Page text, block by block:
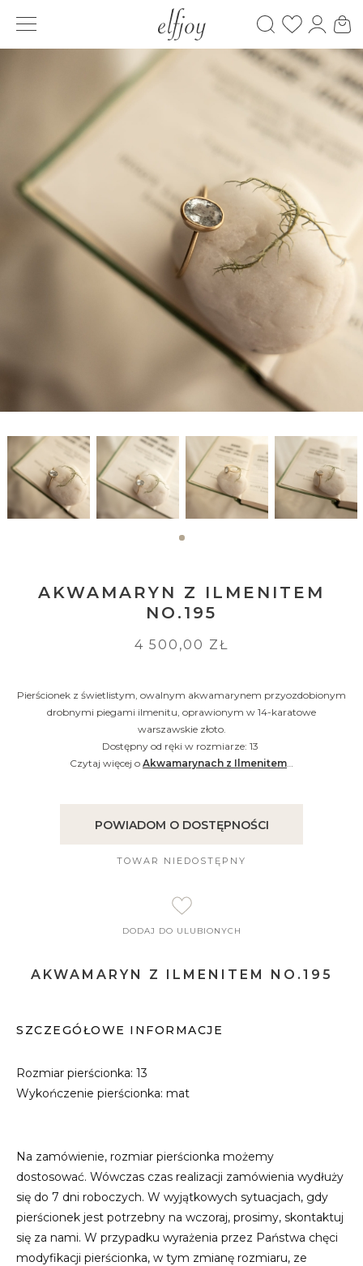
AKWAMARYN Z ILMENITEM
NO.195
4 500,00 ZŁ
Pierścionek z świetlistym, owalnym akwamarynem przyozdobionym
drobnymi piegami ilmenitu, oprawionym w 14-karatowe
warszawskie złoto.
Dostępny od ręki w rozmiarze: 13
Czytaj więcej o Akwamarynach z Ilmenitem…
POWIADOM O DOSTĘPNOŚCI
TOWAR NIEDOSTĘPNY
DODAJ DO ULUBIONYCH
AKWAMARYN Z ILMENITEM NO.195
SZCZEGÓŁOWE INFORMACJE
Rozmiar pierścionka: 13
Wykończenie pierścionka: mat
Na zamówienie, rozmiar pierścionka możemy
dostosować. Wówczas czas realizacji zamówienia wydłuży
się do 7 dni roboczych. W wyjątkowych sytuacjach, gdy
pierścionek jest potrzebny na wczoraj, prosimy, skontaktuj
się za nami. W przypadku wyrażenia przez Państwa chęci
modyfikacji pierścionka, w tym zmianę rozmiaru, ze